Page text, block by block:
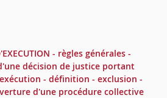
- règles générales -
décision de justice portant
- définition - exclusion -
d'une procédure collective